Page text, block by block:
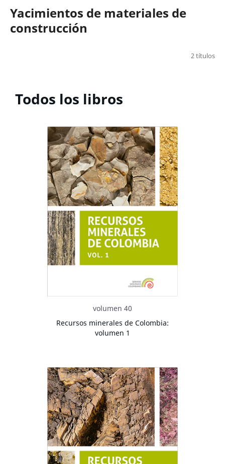
Yacimientos de materiales de
construcción
2 títulos
Todos los libros
volumen 40
Recursos minerales de Colombia:
volumen 1